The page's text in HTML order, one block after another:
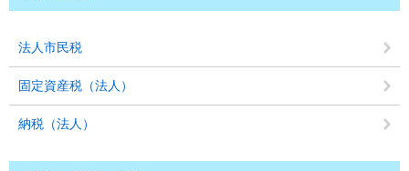
法人市民税
固定資産税（法人）
納税（法人）